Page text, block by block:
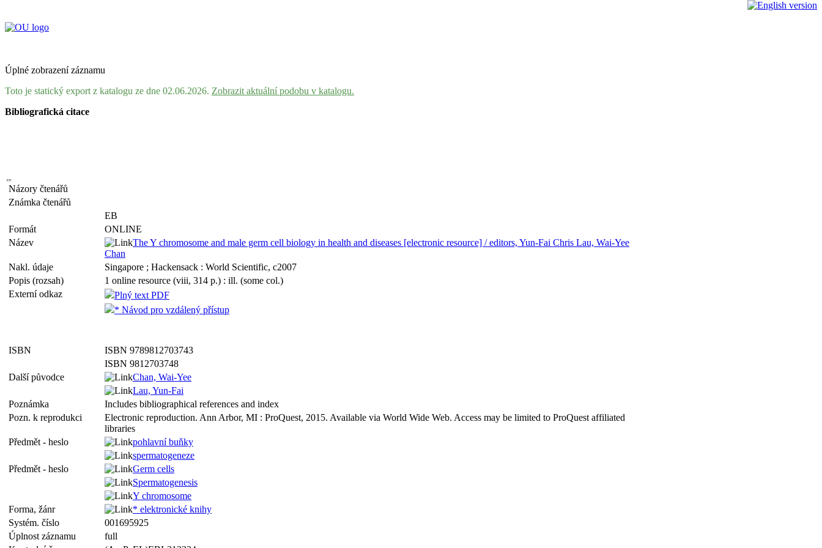
Úplné zobrazení záznamu
Toto je statický export z katalogu ze dne 02.06.2026. Zobrazit aktuální podobu v katalogu.
Bibliografická citace
Názory čtenářů
Známka čtenářů
EB
Formát
ONLINE
Název
The Y chromosome and male germ cell biology in health and diseases [electronic resource] / editors, Yun-Fai Chris Lau, Wai-Yee
Chan
Nakl. údaje
Singapore ; Hackensack : World Scientific, c2007
Popis (rozsah)
1 online resource (viii, 314 p.) : ill. (some col.)
Externí odkaz
Plný text PDF
* Návod pro vzdálený přístup
ISBN
ISBN 9789812703743
ISBN 9812703748
Další původce
Chan, Wai-Yee
Lau, Yun-Fai
Poznámka
Includes bibliographical references and index
Pozn. k reprodukci
Electronic reproduction. Ann Arbor, MI : ProQuest, 2015. Available via World Wide Web. Access may be limited to ProQuest affiliated
libraries
Předmět - heslo
pohlavní buňky
spermatogeneze
Předmět - heslo
Germ cells
Spermatogenesis
Y chromosome
Forma, žánr
* elektronické knihy
Systém. číslo
001695925
Úplnost záznamu
full